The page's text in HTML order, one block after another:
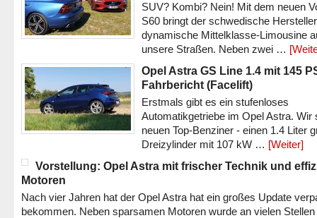
SUV? Kombi? Nein! Mit dem neuen
S60 bringt der schwedische
dynamische Mittelklasse-Limousine
unsere Straßen. Neben zwei …
Opel Astra GS Line 1.4 mit 145
Fahrbericht (Facelift)
Erstmals gibt es ein stufenloses
Automatikgetriebe im Opel Astra. Wir
neuen Top-Benziner - einen 1.4 Liter
Dreizylinder mit 107 kW … [Weiter]
Vorstellung: Opel Astra mit frischer Technik und
Motoren
Nach vier Jahren hat der Opel Astra hat ein großes Update
bekommen. Neben sparsamen Motoren wurde an vielen Stellen